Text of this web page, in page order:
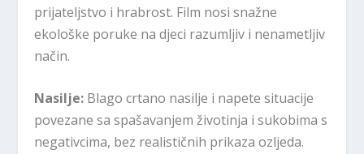
prijateljstvo i hrabrost. Film nosi snažne
ekološke poruke na djeci razumljiv i nenametljiv
način.
Nasilje: Blago crtano nasilje i napete situacije
povezane sa spašavanjem životinja i sukobima s
negativcima, bez realističnih prikaza ozljeda.